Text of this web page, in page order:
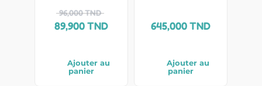
96,000TND
89,900TND
Ajouter au
panier
645,000TND
Ajouter au
panier